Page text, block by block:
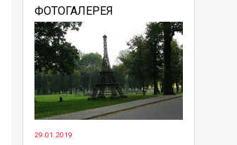
ФОТОГАЛЕРЕЯ
29.01.2019